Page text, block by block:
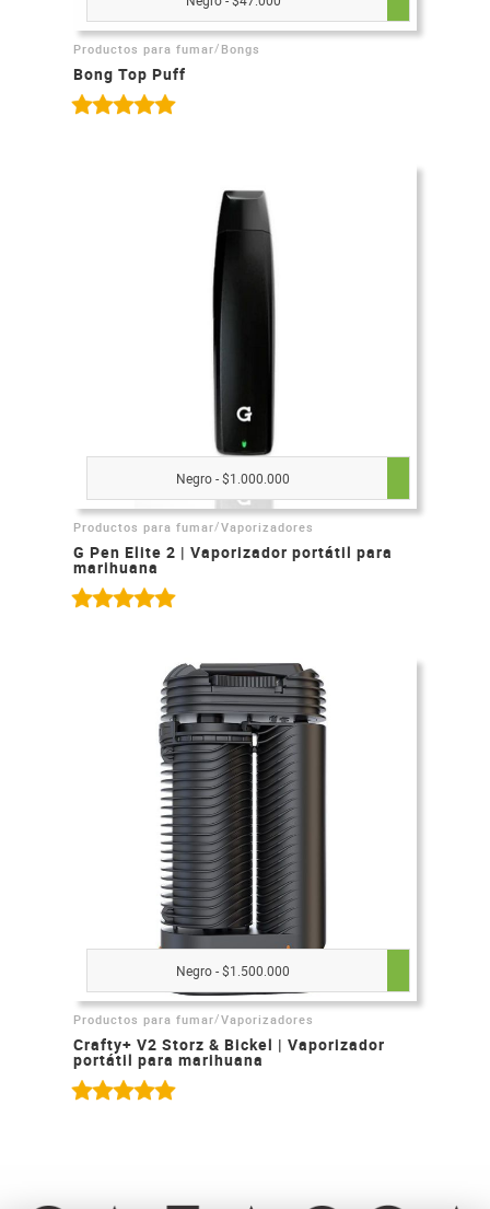
Productos para fumar/ Bongs
Bong Top Puff
Negro - $1.000.000
Productos para fumar/Vaporizadores
G Pen Elite 2 | Vaporizador portátil para
marihuana
Negro - $1.500.000
Productos para fumar/Vaporizadores
Crafty+ V2 Storz & Bickel | Vaporizador
portátil para marihuana